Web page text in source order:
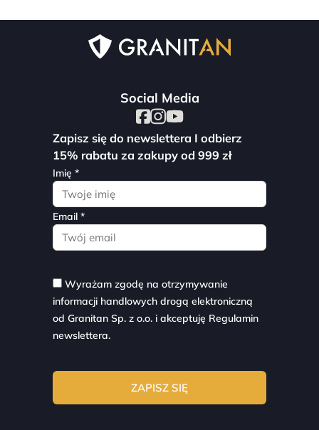
Social Media
Zapisz się do newslettera I odbierz
15% rabatu za zakupy od 999 zł
Imię *
Email *
Wyrażam zgodę na otrzymywanie
informacji handlowych drogą elektroniczną
od Granitan Sp. z o.o. i akceptuję Regulamin
newslettera.